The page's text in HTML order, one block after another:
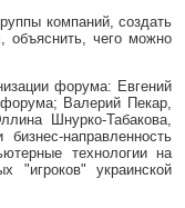
компаний, создать
объяснить, чего можно
форума: Евгений
форума; Валерий Пекар,
Шнурко-Табакова,
направленность
технологии на
"игроков" украинской